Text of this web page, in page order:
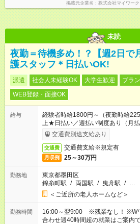
掲載元企業名 株式会社マイワーク
未読
夜勤＝待機多め！？【週2日で
護スタッフ＊日払いOK!
派遣 社会人未経験OK 大学生歓迎
ブラ
WEB登録・面接OK
給与
経験者時給1800円～（夜勤時給
上★日払い／週払い制度あり（月
は手続き完了次第のお支払いとなり
交通費別途支給あり
交通費 交通費支給※規定有
月収例 25～30万円
勤務地
東京都墨田区
錦糸町駅 / 両国駅 / 曳舟駅 / …
＜ご近所の老人ホームなど＞
勤務時間
16:00～翌9:00 ※残業なし！ ※Wワークの場合、他のお仕事と
合わせ週40時間超の就業はご案内